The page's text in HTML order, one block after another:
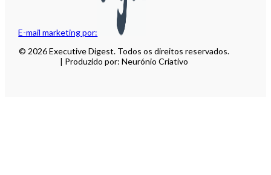
E-mail marketing por:
© 2026 Executive Digest. Todos os direitos reservados.
| Produzido por: Neurónio Criativo